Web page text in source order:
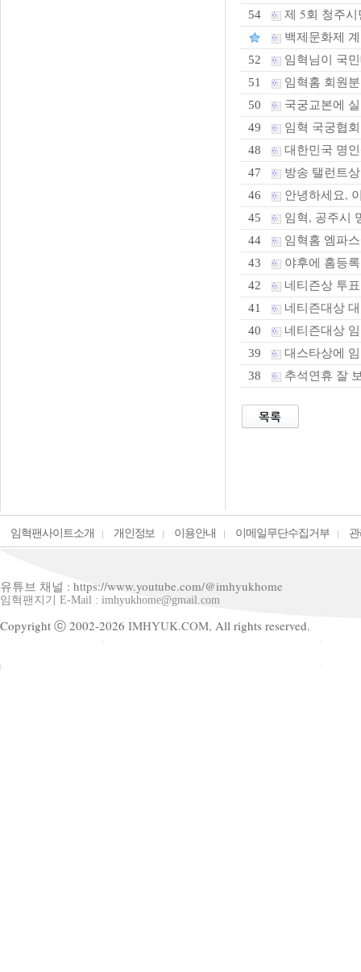
54
제 5회 청주
백제문화제
52 임혁님이 국
51 임혁홈 회원
50 국궁교본에
49 임혁 국궁협
48 대한민국 명
47 방송 탤런트
46 안녕하세요,
45 임혁, 공주시
44 임혁홈 엠파
43 야후에 홈등
42 네티즌상 투
41 네티즌대상
40 네티즌대상
39 대스타상에
38 추석연휴 잘
임혁팬사이트소개 개인정보 이용안내 이메일무단수집거부
유튜브 채널 : https://www.youtube.com/@imhyukhome
임혁팬지기 E-Mail : imhyukhome@gmail.com
Copyright ⓒ 2002-2026 IMHYUK.COM, All rights reserved.